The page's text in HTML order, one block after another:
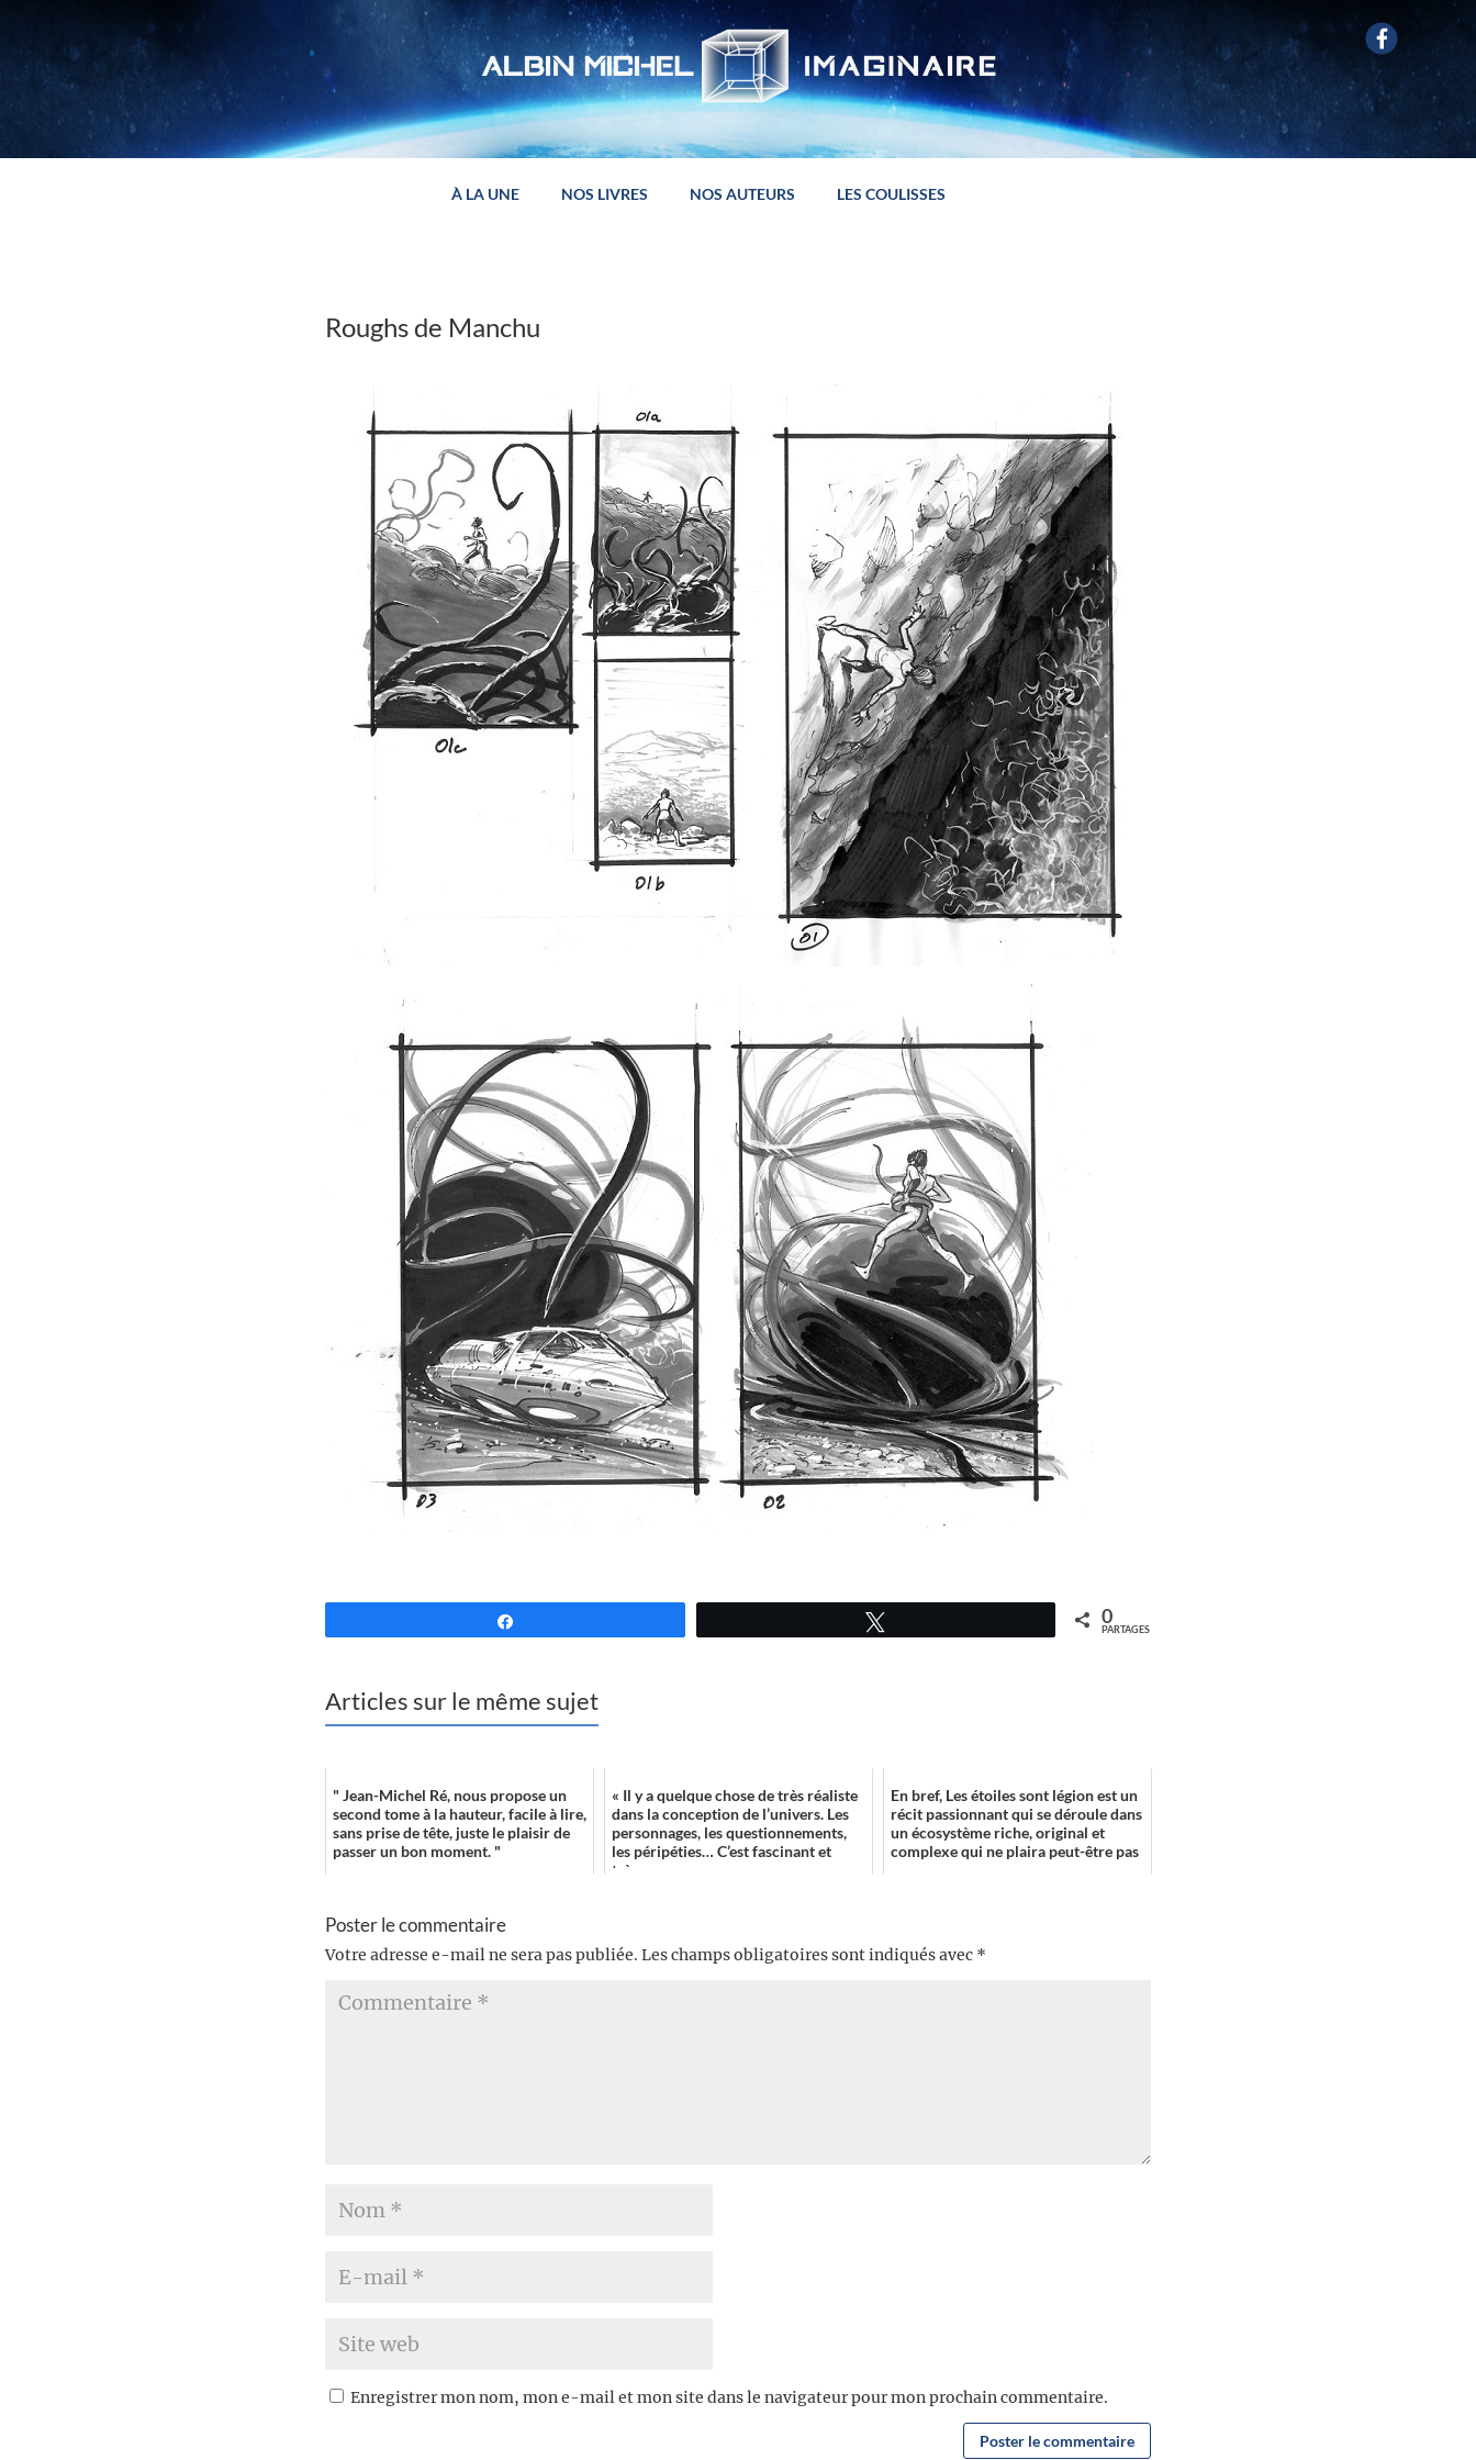
À LA UNE NOS LIVRES NOS AUTEURS LES COULISSES
Roughs de Manchu
0
PARTAGES
Articles sur le même sujet
" Jean-Michel Ré, nous propose un
second tome à la hauteur, facile à lire,
sans prise de tête, juste le plaisir de
passer un bon moment. "
« Il y a quelque chose de très réaliste
dans la conception de l’univers. Les
personnages, les questionnements,
les péripéties… C’est fascinant et
très...
En bref, Les étoiles sont légion est un
récit passionnant qui se déroule dans
un écosystème riche, original et
complexe qui ne plaira peut-être pas
Poster le commentaire
Votre adresse e-mail ne sera pas publiée. Les champs obligatoires sont indiqués avec *
Enregistrer mon nom, mon e-mail et mon site dans le navigateur pour mon prochain commentaire.